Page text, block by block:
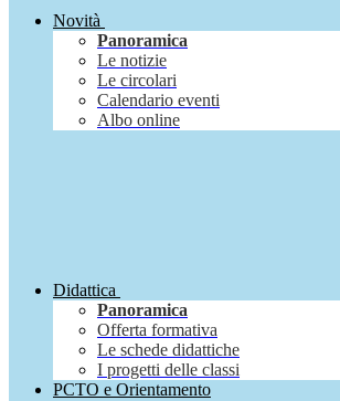
Novità
Panoramica
Le notizie
Le circolari
Calendario eventi
Albo online
Didattica
Panoramica
Offerta formativa
Le schede didattiche
I progetti delle classi
PCTO e Orientamento